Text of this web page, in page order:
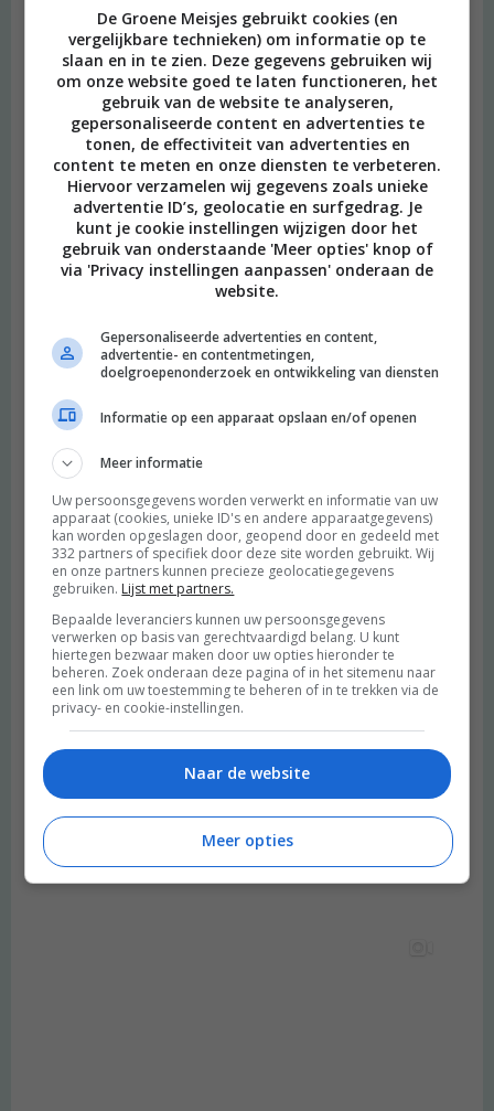
De Groene Meisjes gebruikt cookies (en
vergelijkbare technieken) om informatie op te
slaan en in te zien. Deze gegevens gebruiken wij
om onze website goed te laten functioneren, het
gebruik van de website te analyseren,
gepersonaliseerde content en advertenties te
tonen, de effectiviteit van advertenties en
content te meten en onze diensten te verbeteren.
Hiervoor verzamelen wij gegevens zoals unieke
advertentie ID’s, geolocatie en surfgedrag. Je
kunt je cookie instellingen wijzigen door het
gebruik van onderstaande 'Meer opties' knop of
via 'Privacy instellingen aanpassen' onderaan de
website.
Gepersonaliseerde advertenties en content,
advertentie- en contentmetingen,
doelgroepenonderzoek en ontwikkeling van diensten
Informatie op een apparaat opslaan en/of openen
Meer informatie
Uw persoonsgegevens worden verwerkt en informatie van uw
apparaat (cookies, unieke ID's en andere apparaatgegevens)
kan worden opgeslagen door, geopend door en gedeeld met
332 partners of specifiek door deze site worden gebruikt. Wij
en onze partners kunnen precieze geolocatiegegevens
gebruiken. Lijst met partners.
Bepaalde leveranciers kunnen uw persoonsgegevens
verwerken op basis van gerechtvaardigd belang. U kunt
hiertegen bezwaar maken door uw opties hieronder te
beheren. Zoek onderaan deze pagina of in het sitemenu naar
een link om uw toestemming te beheren of in te trekken via de
privacy- en cookie-instellingen.
Naar de website
Meer opties